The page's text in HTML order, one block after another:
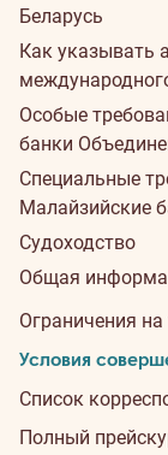
Беларусь
Как указывать
Особые
банки
Специальные
Малайзийские
Судоходство
Общая
Ограничения
Условия
Список
Полный